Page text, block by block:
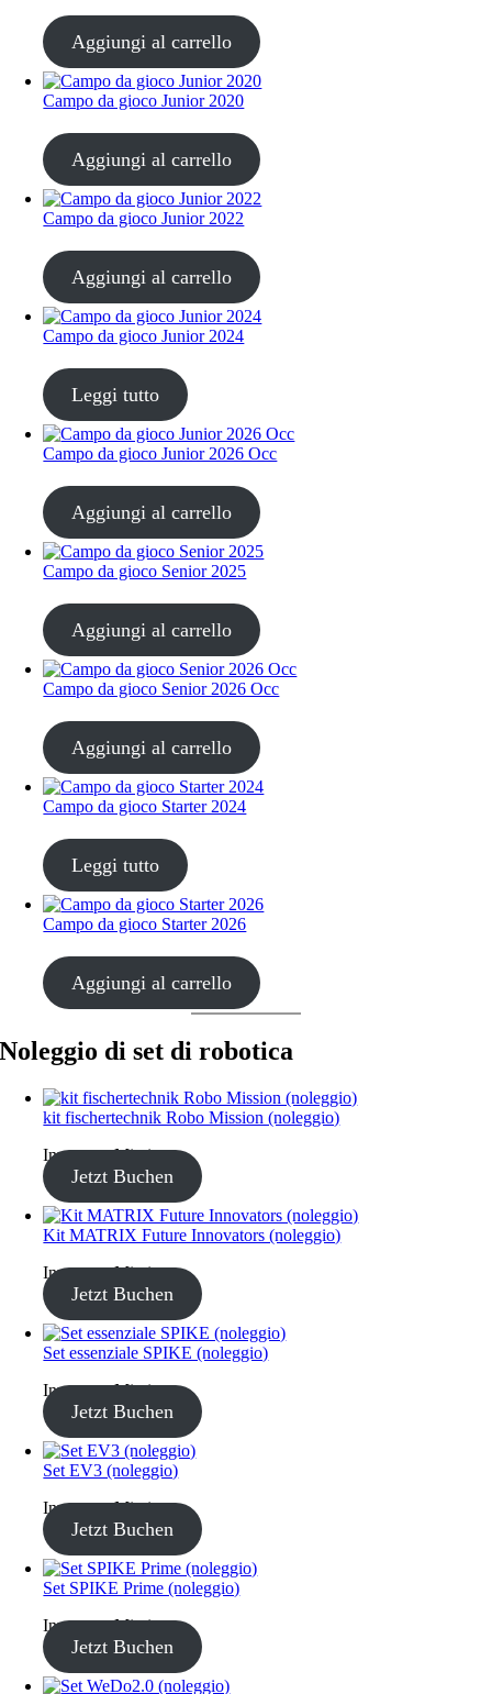
CHF30.00
Aggiungi al carrello
Campo da gioco Junior 2020
CHF20.00
Aggiungi al carrello
Campo da gioco Junior 2022
CHF20.00
Aggiungi al carrello
Campo da gioco Junior 2024
CHF30.00
Leggi tutto
Campo da gioco Junior 2026 Occ
CHF30.00
Aggiungi al carrello
Campo da gioco Senior 2025
CHF30.00
Aggiungi al carrello
Campo da gioco Senior 2026 Occ
CHF30.00
Aggiungi al carrello
Campo da gioco Starter 2024
CHF30.00
Leggi tutto
Campo da gioco Starter 2026
CHF30.00
Aggiungi al carrello
Noleggio di set di robotica
kit fischertechnik Robo Mission (noleggio)
Inventory Missing
Jetzt Buchen
Kit MATRIX Future Innovators (noleggio)
Inventory Missing
Jetzt Buchen
Set essenziale SPIKE (noleggio)
Inventory Missing
Jetzt Buchen
Set EV3 (noleggio)
Inventory Missing
Jetzt Buchen
Set SPIKE Prime (noleggio)
Inventory Missing
Jetzt Buchen